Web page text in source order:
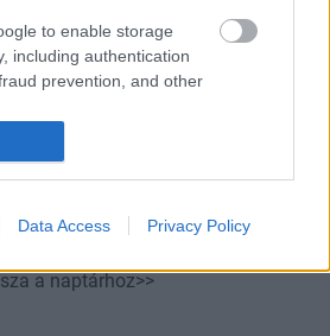
to enable storage
including authentication
prevention, and other
Data Access Privacy Policy
okozhatja a kiégést: ez
a naptárhoz>>